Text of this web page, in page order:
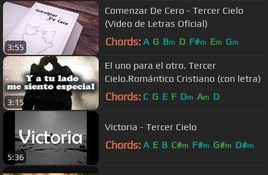
3:55
Comenzar De Cero - Tercer Cielo
(Video de Letras Oficial)
Chords: A G Bm D F#m Em Gm
3:15
El uno para el otro. Tercer
Cielo.Romántico Cristiano (con letra)
Chords: C G E F Dm Am D
5:36
Victoria - Tercer Cielo
Chords: A E B C#m F#m G#m D#m